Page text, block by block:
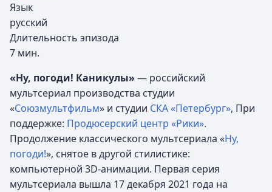
Язык
русский
Длительность эпизода
7 мин.
«Ну, погоди! Каникулы» — российский
мультсериал производства студии
«Союзмультфильм» и студии СКА «Петербург», При
поддержке: Продюсерский центр «Рики».
Продолжение классического мультсериала «Ну,
погоди!», снятое в другой стилистике:
компьютерной 3D-анимации. Первая серия
мультсериала вышла 17 декабря 2021 года на